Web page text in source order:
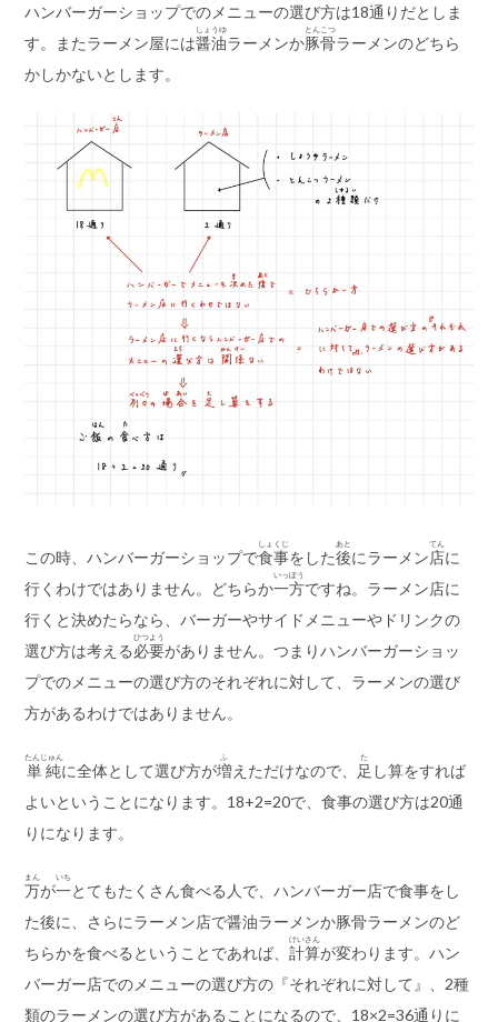
ハンバーガーショップでのメニューの選び方は18通りだとしま
す。またラーメン屋には醤油
しょうゆ
ラーメンか豚骨
とんこつ
ラーメンのどちら
かしかないとします。
この時、ハンバーガーショップで食事
しょくじ
をした後
あと
にラーメン店
てん
に
行くわけではありません。どちらか一方
いっぽう
ですね。ラーメン店に
行くと決めたらなら、バーガーやサイドメニューやドリンクの
選び方は考える必要
ひつよう
がありません。つまりハンバーガーショッ
プでのメニューの選び方のそれぞれに対して、ラーメンの選び
方があるわけではありません。
単純
たんじゅん
に全体として選び方が増
ふ
えただけなので、 足
た
し算をすれば
よいということになります。18+2=20で、食事の選び方は20通
りになります。
万
まん
が一
いち
とてもたくさん食べる人で、ハンバーガー店で食事をし
た後に、さらにラーメン店で醤油ラーメンか豚骨ラーメンのど
ちらかを食べるということであれば、 計算
けいさん
が変わります。ハン
バーガー店でのメニューの選び方の『それぞれに対して』、2種
類のラーメンの選び方があることになるので、18×2=36通りに